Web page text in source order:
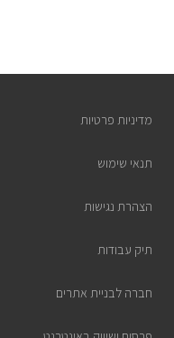
מדיניות פרטיות
תנאי שימוש
הצהרת נגישות
תיק עבודות
חברה לבניית אתרים